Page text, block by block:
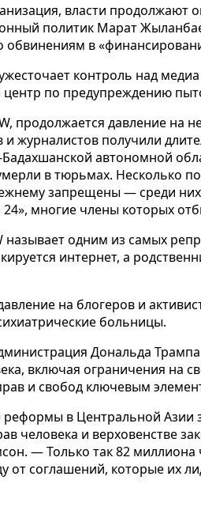
власти продолжают
политик Марат
в
контроль над
по предупреждению
продолжается давление на
и журналистов получили
автономной
в тюрьмах. Несколько
запрещены — среди
многие члены которых
называет одним из самых
интернет, а
на блогеров и
больницы.
Дональда
включая ограничения на
и свобод ключевым
в Центральной
человека и верховенстве
— Только так 82 миллиона
от соглашений, которые их